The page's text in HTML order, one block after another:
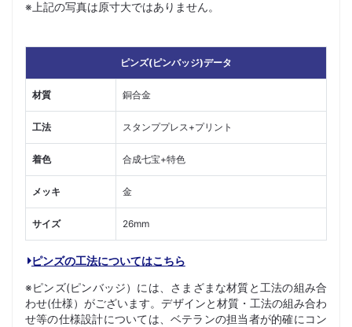
※上記の写真は原寸大ではありません。
ピンズ(ピンバッジ)データ
材質 銅合金
工法 スタンププレス+プリント
着色 合成七宝+特色
メッキ 金
サイズ 26mm
ピンズの工法についてはこちら
※ピンズ(ピンバッジ）には、さまざまな材質と工法の組み合
わせ(仕様）がございます。デザインと材質・工法の組み合わ
せ等の仕様設計については、ベテランの担当者が的確にコン